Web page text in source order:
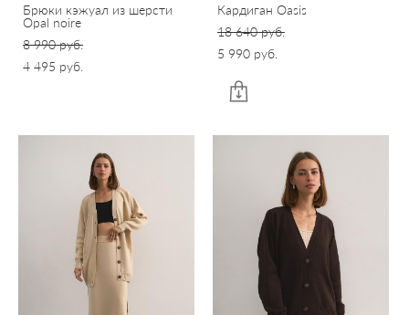
Брюки кэжуал из шерсти
Opal noire
8 990 pуб.
4 495 pуб.
Кардиган Oasis
18 640 pуб.
5 990 pуб.